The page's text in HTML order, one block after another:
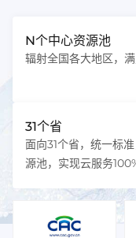
N个中心资源池
辐射全国各大地区，
31个省
面向31个省，统一标
源池，实现云服务